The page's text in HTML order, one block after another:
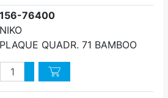
156-76400
NIKO
PLAQUE QUADR. 71 BAMBOO
QuantitéAugmenter quantité
Diminuer quantité